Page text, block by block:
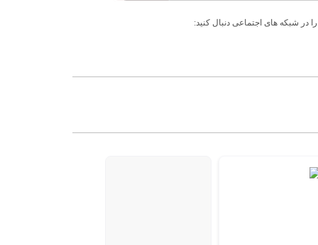
در شبکه های اجتماعی دنبال کنید: